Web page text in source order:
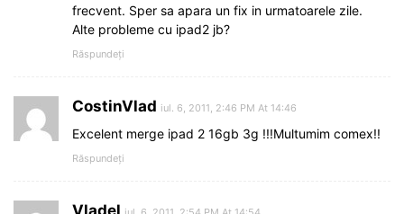
frecvent. Sper sa apara un fix in urmatoarele zile.
Alte probleme cu ipad2 jb?
Răspundeți
CostinVlad iul. 6, 2011, 2:46 PM At 14:46
Excelent merge ipad 2 16gb 3g !!!Multumim comex!!
Răspundeți
Vladel